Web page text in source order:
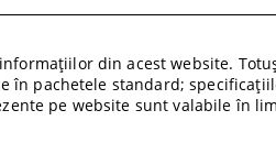
din acest website.
în pachetele standard;
pe website sunt valabile în